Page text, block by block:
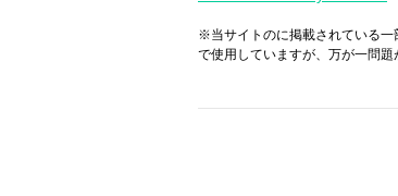
※当サイトのに掲載されている一
で使用していますが、万が一問題